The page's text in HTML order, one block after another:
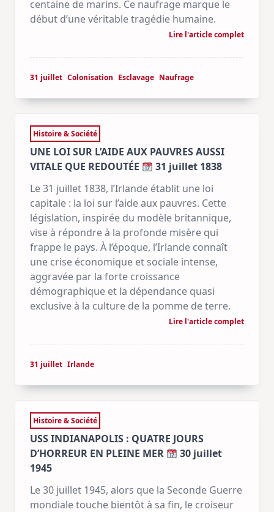
centaine de marins. Ce naufrage marque le
début d’une véritable tragédie humaine.
Lire l'article complet
31 juillet Colonisation Esclavage Naufrage
Histoire & Société
UNE LOI SUR L’AIDE AUX PAUVRES AUSSI
VITALE QUE REDOUTÉE
31 juillet 1838
Le 31 juillet 1838, l’Irlande établit une loi
capitale : la loi sur l’aide aux pauvres. Cette
législation, inspirée du modèle britannique,
vise à répondre à la profonde misère qui
frappe le pays. À l’époque, l’Irlande connaît
une crise économique et sociale intense,
aggravée par la forte croissance
démographique et la dépendance quasi
exclusive à la culture de la pomme de terre.
Lire l'article complet
31 juillet Irlande
Histoire & Société
USS INDIANAPOLIS : QUATRE JOURS
D’HORREUR EN PLEINE MER
30 juillet
1945
Le 30 juillet 1945, alors que la Seconde Guerre
mondiale touche bientôt à sa fin, le croiseur